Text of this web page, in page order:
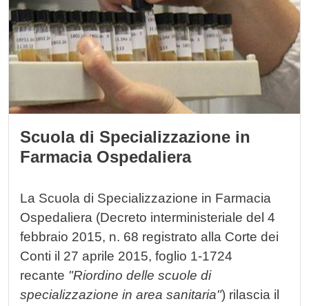
Scuola di Specializzazione in
Farmacia Ospedaliera
La Scuola di Specializzazione in Farmacia
Ospedaliera (Decreto interministeriale del 4
febbraio 2015, n. 68 registrato alla Corte dei
Conti il 27 aprile 2015, foglio 1-1724
recante "Riordino delle scuole di
specializzazione in area sanitaria") rilascia il